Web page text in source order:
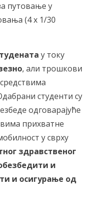
путовање у
(4 x 1/30
у току
, али трошкови
студенти су
одговарајуће
прихватне
у сврху
здравственог
и
и осигурање од